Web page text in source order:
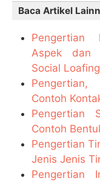
Baca Artikel
Pengertian
Aspek dan
Social
Pengertian,
Contoh
Pengertian
Contoh
Pengertian
Jenis Jenis
Pengertian